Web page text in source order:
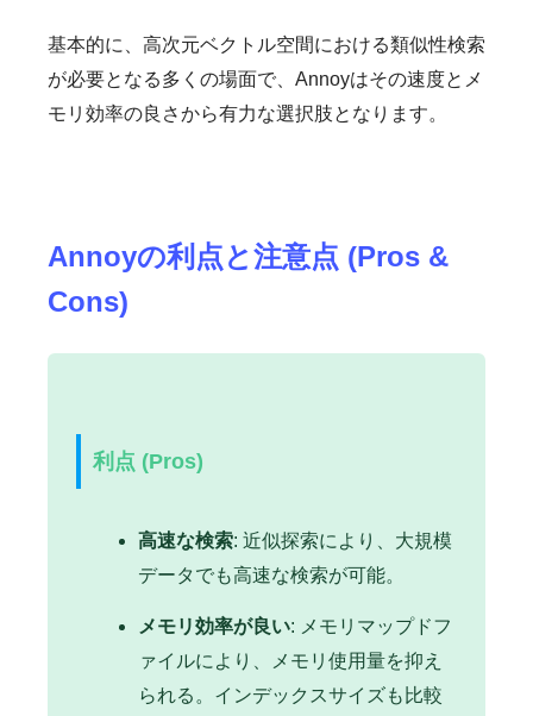
基本的に、高次元ベクトル空間における類似性検索
が必要となる多くの場面で、Annoyはその速度とメ
モリ効率の良さから有力な選択肢となります。
Annoyの利点と注意点 (Pros &
Cons)
利点 (Pros)
高速な検索: 近似探索により、大規模
データでも高速な検索が可能。
メモリ効率が良い: メモリマップドフ
ァイルにより、メモリ使用量を抑え
られる。インデックスサイズも比較